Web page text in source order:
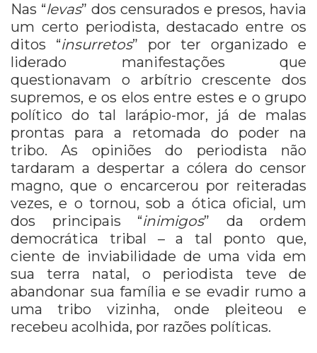
Nas “levas” dos censurados e presos, havia
um certo periodista, destacado entre os
ditos “insurretos” por ter organizado e
liderado manifestações que
questionavam o arbítrio crescente dos
supremos, e os elos entre estes e o grupo
político do tal larápio-mor, já de malas
prontas para a retomada do poder na
tribo. As opiniões do periodista não
tardaram a despertar a cólera do censor
magno, que o encarcerou por reiteradas
vezes, e o tornou, sob a ótica oficial, um
dos principais “inimigos” da ordem
democrática tribal – a tal ponto que,
ciente de inviabilidade de uma vida em
sua terra natal, o periodista teve de
abandonar sua família e se evadir rumo a
uma tribo vizinha, onde pleiteou e
recebeu acolhida, por razões políticas.